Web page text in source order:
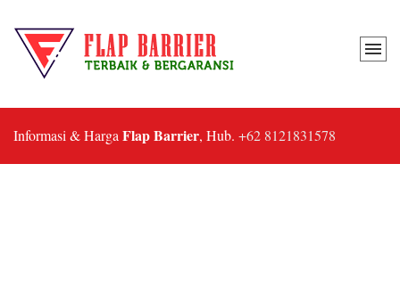
Informasi & Harga Flap Barrier, Hub. +62 8121831578